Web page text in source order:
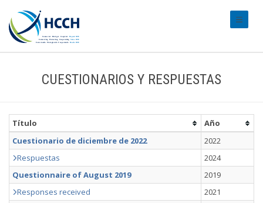
CUESTIONARIOS Y RESPUESTAS
Título
Año
Cuestionario de diciembre de 2022
2022
Respuestas
2024
Questionnaire of August 2019
2019
Responses received
2021